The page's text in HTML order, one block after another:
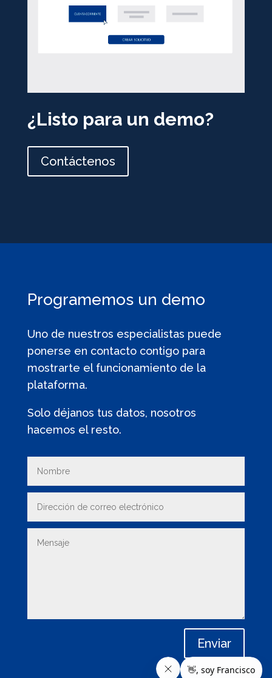
¿Listo para un demo?
Contáctenos
Programemos un demo
Uno de nuestros especialistas puede
ponerse en contacto contigo para
mostrarte el funcionamiento de la
plataforma.
Solo déjanos tus datos, nosotros
hacemos el resto.
Enviar